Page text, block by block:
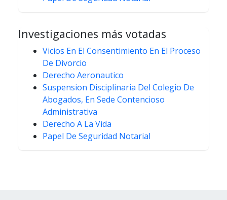
Investigaciones más votadas
Vicios En El Consentimiento En El Proceso
De Divorcio
Derecho Aeronautico
Suspension Disciplinaria Del Colegio De
Abogados, En Sede Contencioso
Administrativa
Derecho A La Vida
Papel De Seguridad Notarial